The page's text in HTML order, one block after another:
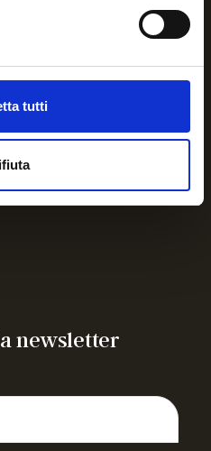
tutti
residenziale per ragazzi
14 ai 18 anni
a 60 giovani con Emofilia
Tecnici dell’animazione
newsletter